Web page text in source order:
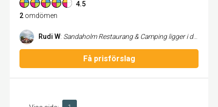
4.5
2 omdömen
Rudi W: Sandaholm Restaurang & Camping ligger i det vackra Värmland i närheten av samhällat Årjäng. Det ligger lättillgängligt vid E18 inte långt från norska gränsen. Sandaholm har varit en järnvägsstation och ligger vid en sjö, som heter Järnsjön. Det är en lugn plats med goda möjligheter för aktiviteter som bad, paddling, vandring, fiske, golf m.m. i närområdet. Sandaholm är den perfekta utgångspunkten för alla dina favoritaktiviteter. Anläggningen ligger inte långt från Dalslands Kanal och Glaskogens naturreservat. Dalslands Kanal är en 245 km. lång vattenled där du mestadels färdas på trolska sjöar och andra naturliga vattendrag. I området finns ett väl utbyggt servicesystem för kanotister. I Glaskogens Naturrestervat kan man välja att vandra längs någon av de totalt 300 km. långa vandringslederna, allt från en kort tur upp till veckoturer. Kanotlederna i Glaskogens Naturreservat är en upplevelse, det finns allt från kortare rundturer för några timmar till lite längre turer med övernattning. Den vackra naturen och de rena sjöarna är ett imponerande inslag under varje tur. Anläggningen erbjuder olika boendealternativ. På campingen är du välkommen med din egen husvagn, husbil eller tält. Husbilar kan även använda vår specialbyggda husbil ställplatser utanför campingen. Dessutom kan ni hyra stugor. Campingen har Holändska ägare. Campingen är en idealisk bas för familjer med små barn och aktiva över 50. På vår camping behöver du campingkortet Camping Key Europe.
Få prisförslag